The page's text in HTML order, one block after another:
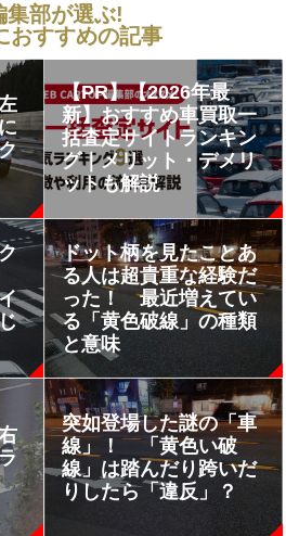
集部が選ぶ!
おすすめの記事
【PR】【2026年最
新】おすすめ車買取一
括査定サイトランキン
グ｜メリット・デメリ
ットも解説
ドット柄を見たことあ
る人は超貴重な経験だ
った！ 最近増えてい
る「黄色破線」の種類
と意味
突如登場した謎の「車
線」！ 「黄色い破
線」は踏んだり跨いだ
りしたら「違反」？